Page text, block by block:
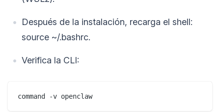
Después de la instalación, recarga el shell:
source ~/.bashrc.
Verifica la CLI:
command -v openclaw